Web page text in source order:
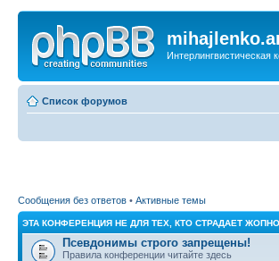
Интерлингвистическая
Список форумов
Сообщения без ответов • Активные темы
ЭТА КОНФЕРЕНЦИЯ НЕ ДЛЯ ТЕХ, КТО СТРАДАЕТ
Псевдонимы строго запрещены!
Правила конференции читайте здесь